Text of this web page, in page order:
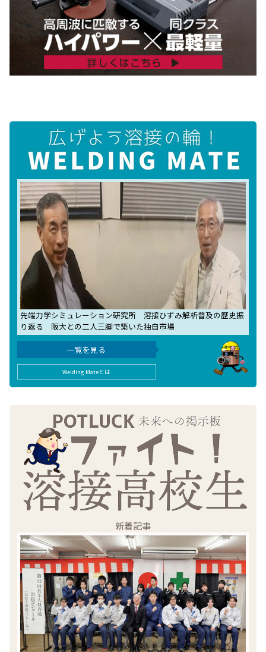
先端力学シミュレーション研究所 溶接ひずみ解析普及の歴史振
り返る 阪大との二人三脚で築いた独自市場
一覧を見る
Welding Mateとは
新着記事